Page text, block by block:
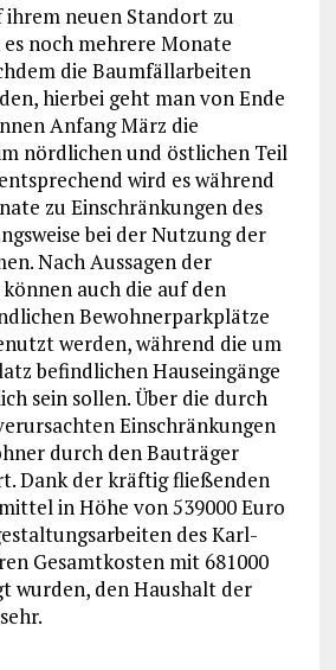
ihrem neuen Standort zu
noch mehrere Monate
die Baumfällarbeiten
hierbei geht man von Ende
Anfang März die
nördlichen und östlichen Teil
wird es während
zu Einschränkungen des
bei der Nutzung der
Nach Aussagen der
auch die auf den
Bewohnerparkplätze
werden, während die um
befindlichen Hauseingänge
sein sollen. Über die durch
Einschränkungen
durch den Bauträger
Dank der kräftig fließenden
in Höhe von 539000 Euro
des Karl-
Gesamtkosten mit 681000
wurden, den Haushalt der